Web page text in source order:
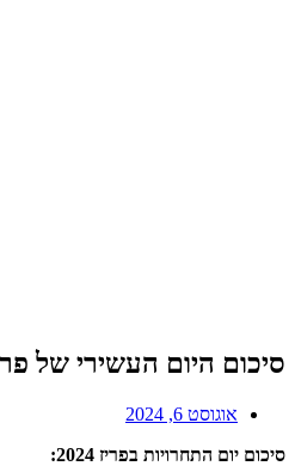
סיכום היום העשירי של פריז
אוגוסט 6, 2024
סיכום יום התחרויות בפריז 2024: